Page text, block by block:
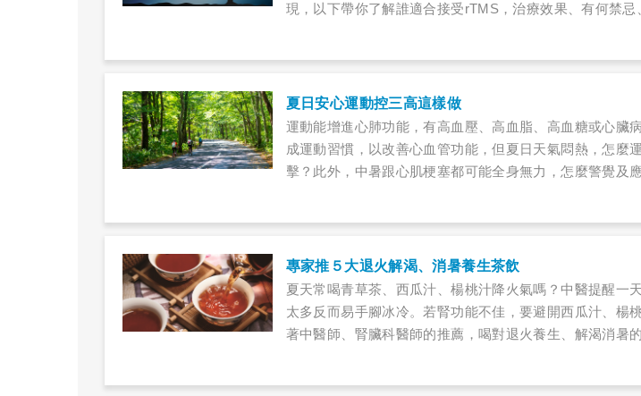
現，以下帶你了解誰適合接受rTMS，治療效果、有何禁忌
夏日安心運動控三高這樣做
運動能增進心肺功能，有高血壓、高血脂、高血糖或心臟
成運動習慣，以改善心血管功能，但夏日天氣悶熱，怎麼
擊？此外，中暑跟心肌梗塞都可能全身無力，怎麼警覺及
專家推５大退火解渴、消暑養生茶飲
夏天常喝青草茶、西瓜汁、楊桃汁降火氣嗎？中醫提醒一
太多反而易手腳冰冷。若腎功能不佳，要避開西瓜汁、楊
著中醫師、腎臟科醫師的推薦，喝對退火養生、解渴消暑